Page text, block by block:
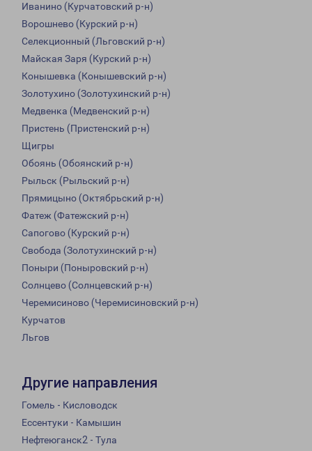
Иванино (Курчатовский р-н)
Ворошнево (Курский р-н)
Селекционный (Льговский р-н)
Майская Заря (Курский р-н)
Конышевка (Конышевский р-н)
Золотухино (Золотухинский р-н)
Медвенка (Медвенский р-н)
Пристень (Пристенский р-н)
Щигры
Обоянь (Обоянский р-н)
Рыльск (Рыльский р-н)
Прямицыно (Октябрьский р-н)
Фатеж (Фатежский р-н)
Сапогово (Курский р-н)
Свобода (Золотухинский р-н)
Поныри (Поныровский р-н)
Солнцево (Солнцевский р-н)
Черемисиново (Черемисиновский р-н)
Курчатов
Льгов
Другие направления
Гомель - Кисловодск
Ессентуки - Камышин
Нефтеюганск2 - Тула